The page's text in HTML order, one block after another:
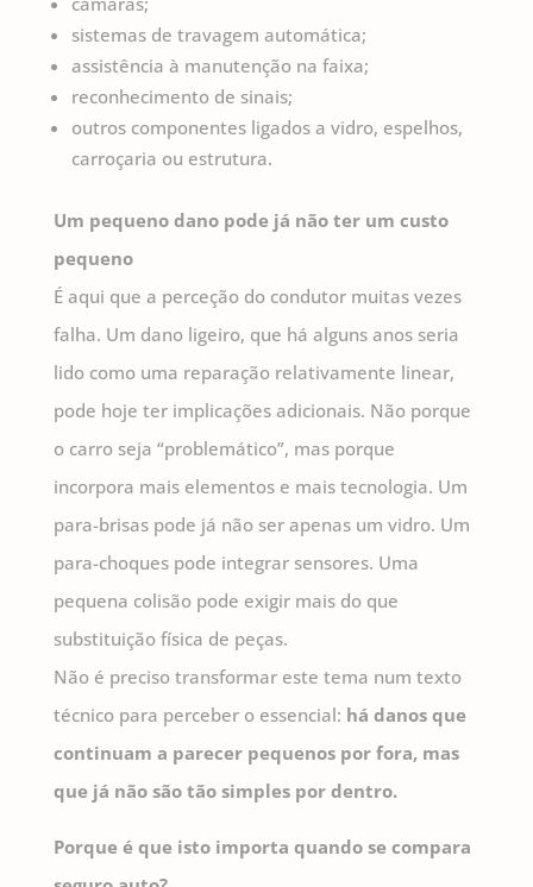
sistemas de travagem automática;
assistência à manutenção na faixa;
reconhecimento de sinais;
outros componentes ligados a vidro, espelhos,
carroçaria ou estrutura.
Um pequeno dano pode já não ter um custo
pequeno
É aqui que a perceção do condutor muitas vezes
falha. Um dano ligeiro, que há alguns anos seria
lido como uma reparação relativamente linear,
pode hoje ter implicações adicionais. Não porque
o carro seja “problemático”, mas porque
incorpora mais elementos e mais tecnologia. Um
para-brisas pode já não ser apenas um vidro. Um
para-choques pode integrar sensores. Uma
pequena colisão pode exigir mais do que
substituição física de peças.
Não é preciso transformar este tema num texto
técnico para perceber o essencial: há danos que
continuam a parecer pequenos por fora, mas
que já não são tão simples por dentro.
Porque é que isto importa quando se compara